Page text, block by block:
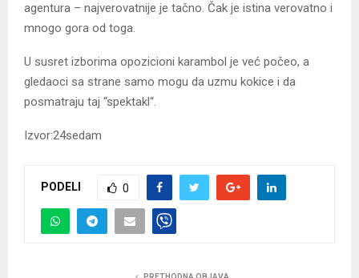
agentura – najverovatnije je tačno. Čak je istina verovatno i
mnogo gora od toga.
U susret izborima opozicioni karambol je već počeo, a
gledaoci sa strane samo mogu da uzmu kokice i da
posmatraju taj “spektakl“.
Izvor:24sedam
PODELI 0